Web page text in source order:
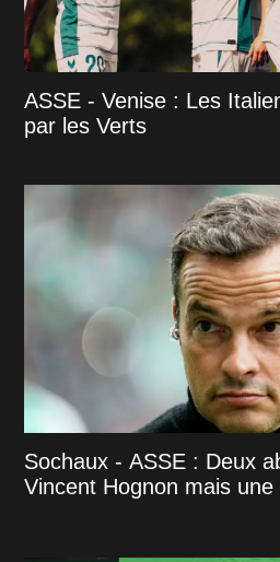
ASSE - Venise : Les
par les Verts
Sochaux - ASSE : Deux
Vincent Hognon mais